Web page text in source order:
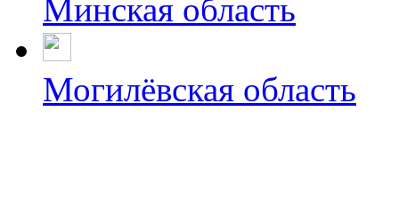
Минская область
Могилёвская область